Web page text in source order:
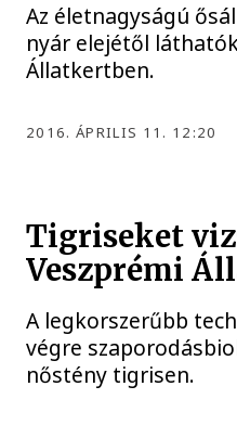
Az életnagyságú
nyár elejétől
Állatkertben.
2016. ÁPRILIS 11. 12:20
Tigriseket
Veszprémi
A legkorszerűbb
végre
nőstény tigrisen.